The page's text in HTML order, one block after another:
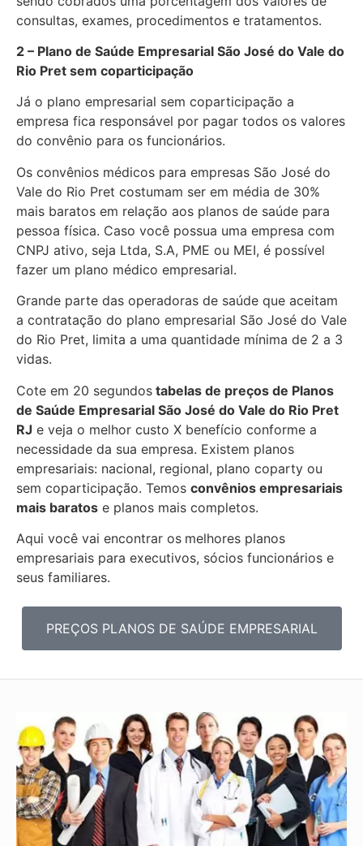
consultas, exames, procedimentos e tratamentos.
2 – Plano de Saúde Empresarial São José do Vale do
Rio Pret sem coparticipação
Já o plano empresarial sem coparticipação a
empresa fica responsável por pagar todos os valores
do convênio para os funcionários.
Os convênios médicos para empresas São José do
Vale do Rio Pret costumam ser em média de 30%
mais baratos em relação aos planos de saúde para
pessoa física. Caso você possua uma empresa com
CNPJ ativo, seja Ltda, S.A, PME ou MEI, é possível
fazer um plano médico empresarial.
Grande parte das operadoras de saúde que aceitam
a contratação do plano empresarial São José do Vale
do Rio Pret, limita a uma quantidade mínima de 2 a 3
vidas.
Cote em 20 segundos tabelas de preços de Planos
de Saúde Empresarial São José do Vale do Rio Pret
RJ e veja o melhor custo X benefício conforme a
necessidade da sua empresa. Existem planos
empresariais: nacional, regional, plano coparty ou
sem coparticipação. Temos convênios empresariais
mais baratos e planos mais completos.
Aqui você vai encontrar os melhores planos
empresariais para executivos, sócios funcionários e
seus familiares.
PREÇOS PLANOS DE SAÚDE EMPRESARIAL